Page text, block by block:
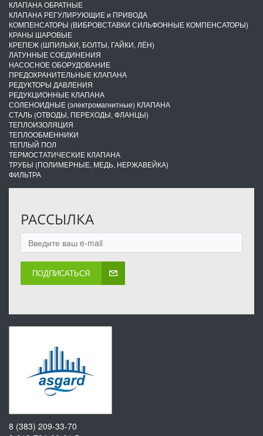
КЛАПАНА ОБРАТНЫЕ
КЛАПАНА РЕГУЛИРУЮЩИЕ и ПРИВОДА
КОМПЕНСАТОРЫ (ВИБРОВСТАВКИ СИЛЬФОННЫЕ КОМПЕНСАТОРЫ)
КРАНЫ ШАРОВЫЕ
КРЕПЕЖ (ШПИЛЬКИ, БОЛТЫ, ГАЙКИ, ЛЁН)
ЛАТУННЫЕ СОЕДИНЕНИЯ
НАСОСНОЕ ОБОРУДОВАНИЕ
ПРЕДОХРАНИТЕЛЬНЫЕ КЛАПАНА
РЕДУКТОРЫ ДАВЛЕНИЯ
РЕДУКЦИОННЫЕ КЛАПАНА
СОЛЕНОИДНЫЕ (электромагнитные) КЛАПАНА
СТАЛЬ (ОТВОДЫ, ПЕРЕХОДЫ, ФЛАНЦЫ)
ТЕПЛОИЗОЛЯЦИЯ
ТЕПЛООБМЕННИКИ
ТЕПЛЫЙ ПОЛ
ТЕРМОСТАТИЧЕСКИЕ КЛАПАНА
ТРУБЫ (ПОЛИМЕРНЫЕ, МЕДЬ, НЕРЖАВЕЙКА)
ФИЛЬТРА
РАССЫЛКА
ПОДПИСАТЬСЯ
8 (383) 209-33-70